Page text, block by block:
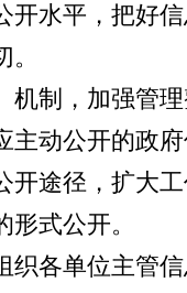
开水平，把好
机制，加强管
主动公开的政
开途径，扩大
式公开。
织各单位主管